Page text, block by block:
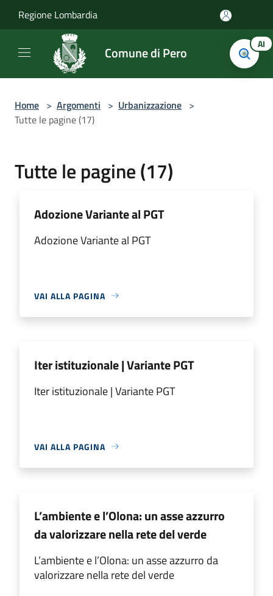
Regione Lombardia
Comune di Pero AI
Home > Argomenti > Urbanizzazione >
Tutte le pagine (17)
Tutte le pagine (17)
Adozione Variante al PGT
Adozione Variante al PGT
VAI ALLA PAGINA
Iter istituzionale | Variante PGT
Iter istituzionale | Variante PGT
VAI ALLA PAGINA
L’ambiente e l’Olona: un asse azzurro
da valorizzare nella rete del verde
L’ambiente e l’Olona: un asse azzurro da
valorizzare nella rete del verde